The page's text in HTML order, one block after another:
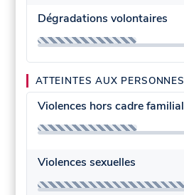
Dégradations volontaires
ATTEINTES AUX PERSONNES
Violences hors cadre familial
Violences sexuelles